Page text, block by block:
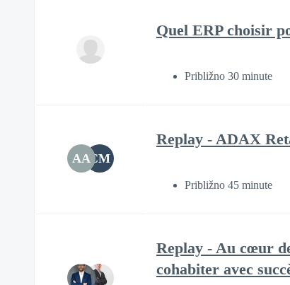
Quel ERP choisir
Približno 30 minute
AACM
Replay - ADAX
Približno 45 minute
Replay - Au cœur
cohabiter avec